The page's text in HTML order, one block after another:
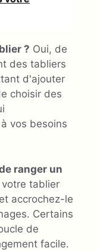
? Oui, de
des tabliers
d'ajouter
choisir des
vos besoins
ranger un
votre tablier
accrochez-le
Certains
de
facile.